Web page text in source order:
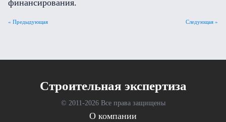
финансирования.
Следующая »
« Предыдующая
Cтроительная экспертиза
© 2011-2026 Все права защищены
О компании